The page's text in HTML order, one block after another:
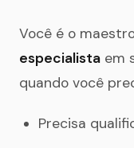
Você é o
especialista em
quando você
Precisa